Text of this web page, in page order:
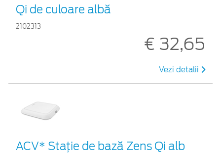
Qi de culoare albă
2102313
€ 32,65
Vezi detalii
ACV* Stație de bază Zens Qi alb